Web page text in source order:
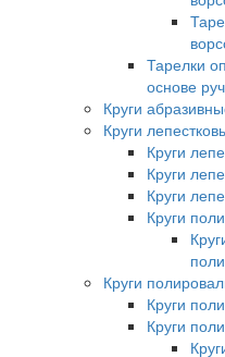
Тарелки
основе
Круги
Круги
Круги
Круги
Круги
Круги
Круги
Круги
Круги